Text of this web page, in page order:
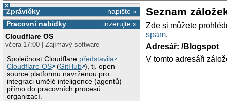
×
napište »
Zprávičky
inzerujte »
Pracovní nabídky
Cloudflare OS
včera 17:00 | Zajímavý software
Společnost Cloudflare představila
Cloudflare OS
(GitHub ), tj. open
source platformu navrženou pro
integraci umělé inteligence (agentů)
přímo do pracovních procesů
organizací.
Seznam
Zde si můžete
spam.
Adresář: /Blogspot
V tomto adresáři